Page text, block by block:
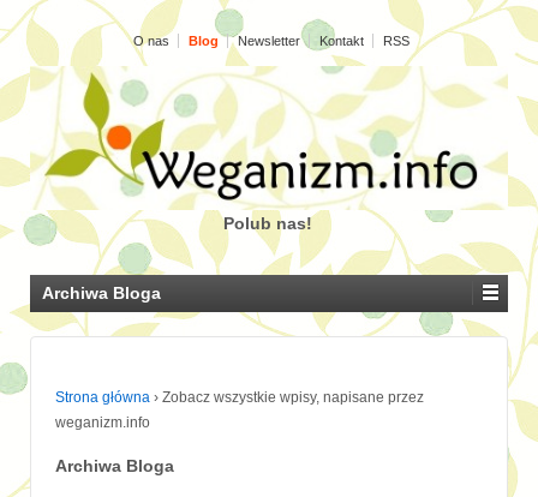
O nas Blog Newsletter Kontakt RSS
Polub nas!
Archiwa Bloga
Strona główna › Zobacz wszystkie wpisy, napisane przez
weganizm.info
Archiwa Bloga